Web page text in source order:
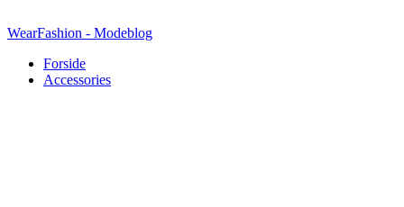
til
WearFashion - Modeblog
Forside
Accessories